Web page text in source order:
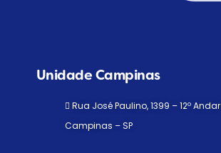
Unidade Campinas
Rua José Paulino, 1399 – 12º Andar
Campinas – SP